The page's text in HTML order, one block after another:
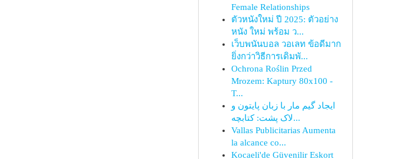
Female Relationships
ตัวหนังใหม่ ปี 2025: ตัวอย่าง
หนัง ใหม่ พร้อม ว...
เว็บพนันบอล วอเลท ข้อดีมาก
ยิ่งกว่าวิธีการเดิมพั...
Ochrona Roślin Przed
Mrozem: Kaptury 80x100 -
T...
ایجاد گیم مار با زبان پایتون و
لاک پشت: کتابچه...
Vallas Publicitarias Aumenta
la alcance co...
Kocaeli'de Güvenilir Eskort